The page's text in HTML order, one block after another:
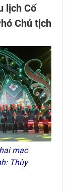
lịch Cố
Chủ tịch
mạc
Thùy